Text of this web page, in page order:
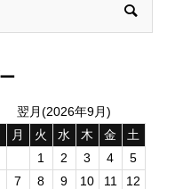
翌月(2026年9月)
月 火 水 木 金
土
1
2 3 4
5
7 8 9 10 11
12